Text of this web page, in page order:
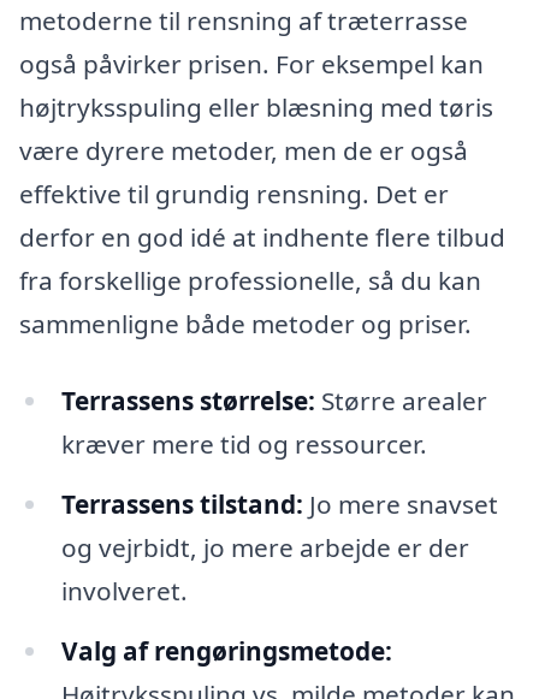
metoderne til rensning af træterrasse
også påvirker prisen. For eksempel kan
højtryksspuling eller blæsning med tøris
være dyrere metoder, men de er også
effektive til grundig rensning. Det er
derfor en god idé at indhente flere tilbud
fra forskellige professionelle, så du kan
sammenligne både metoder og priser.
Terrassens størrelse: Større arealer
kræver mere tid og ressourcer.
Terrassens tilstand: Jo mere snavset
og vejrbidt, jo mere arbejde er der
involveret.
Valg af rengøringsmetode: